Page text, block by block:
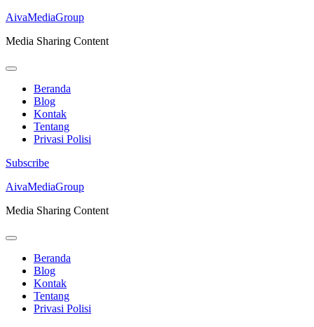
AivaMediaGroup
Media Sharing Content
Beranda
Blog
Kontak
Tentang
Privasi Polisi
Subscribe
Lompat
konten
Enter)
AivaMediaGroup
Media Sharing Content
Beranda
Blog
Kontak
Tentang
Privasi Polisi